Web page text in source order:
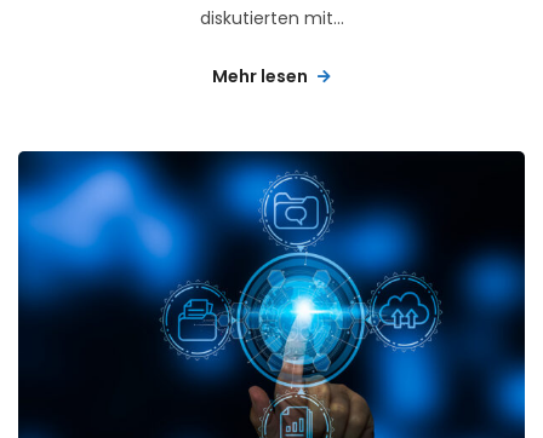
diskutierten mit...
Mehr lesen